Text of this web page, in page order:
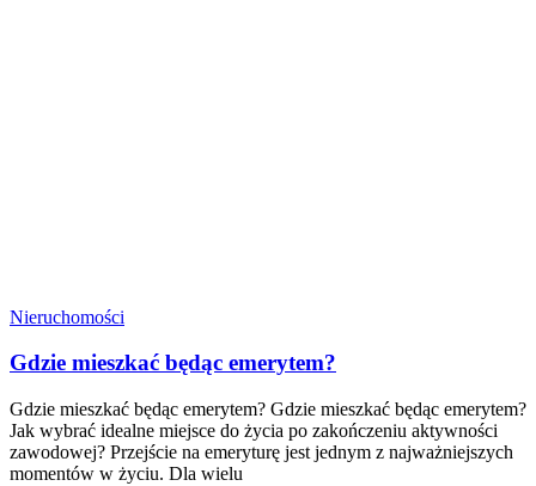
Nieruchomości
Gdzie mieszkać będąc emerytem?
Gdzie mieszkać będąc emerytem? Gdzie mieszkać będąc emerytem?
Jak wybrać idealne miejsce do życia po zakończeniu aktywności
zawodowej? Przejście na emeryturę jest jednym z najważniejszych
momentów w życiu. Dla wielu